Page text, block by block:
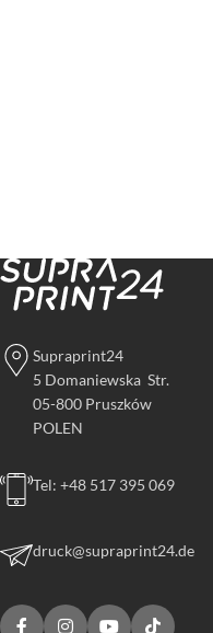
Supraprint24
5 Domaniewska Str.
05-800 Pruszków
POLEN
Tel: +48 517 395 069
druck@supraprint24.de